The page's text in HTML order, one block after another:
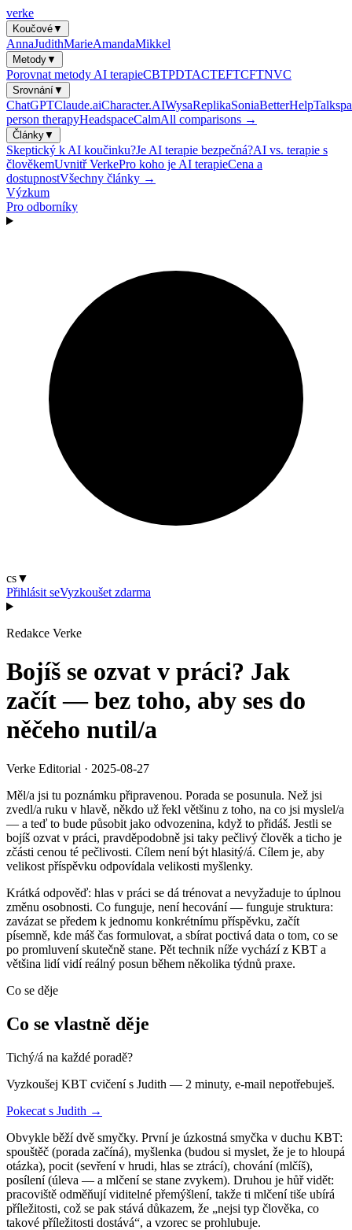
verke
Koučové▼
AnnaJudithMarieAmandaMikkel
Metody▼
Porovnat metody AI terapieCBTPDTACTEFTCFTNVC
Srovnání▼
ChatGPTClaude.aiCharacter.AIWysaReplikaSoniaBetterHelp
person therapyHeadspaceCalmAll comparisons →
Články▼
Skeptický k AI koučinku?Je AI terapie bezpečná?AI vs. terapie s
člověkemUvnitř VerkePro koho je AI terapieCena a
dostupnostVšechny články →
Výzkum
Pro odborníky
cs▼
Přihlásit seVyzkoušet zdarma
Redakce Verke
Bojíš se ozvat v práci? Jak
začít — bez toho, aby ses do
něčeho nutil/a
Verke Editorial · 2025-08-27
Měl/a jsi tu poznámku připravenou. Porada se posunula. Než jsi
zvedl/a ruku v hlavě, někdo už řekl většinu z toho, na co jsi myslel/a
— a teď to bude působit jako odvozenina, když to přidáš. Jestli se
bojíš ozvat v práci, pravděpodobně jsi taky pečlivý člověk a ticho je
zčásti cenou té pečlivosti. Cílem není být hlasitý/á. Cílem je, aby
velikost příspěvku odpovídala velikosti myšlenky.
Krátká odpověď: hlas v práci se dá trénovat a nevyžaduje to úplnou
změnu osobnosti. Co funguje, není hecování — funguje struktura:
zavázat se předem k jednomu konkrétnímu příspěvku, začít
písemně, kde máš čas formulovat, a sbírat poctivá data o tom, co se
po promluvení skutečně stane. Pět technik níže vychází z KBT a
většina lidí vidí reálný posun během několika týdnů praxe.
Co se děje
Co se vlastně děje
Tichý/á na každé poradě?
Vyzkoušej KBT cvičení s Judith — 2 minuty, e-mail nepotřebuješ.
Pokecat s Judith →
Obvykle běží dvě smyčky. První je úzkostná smyčka v duchu KBT:
spouštěč (porada začíná), myšlenka (budou si myslet, že je to hloupá
otázka), pocit (sevření v hrudi, hlas se ztrácí), chování (mlčíš),
posílení (úleva — a mlčení se stane zvykem). Druhou je hůř vidět:
pracoviště odměňují viditelné přemýšlení, takže ti mlčení tiše ubírá
příležitosti, což se pak stává důkazem, že „nejsi typ člověka, co
takové příležitosti dostává“, a vzorec se prohlubuje.